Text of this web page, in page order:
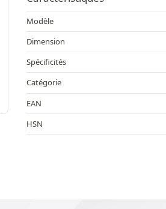
Modèle
Dimension
Spécificités
Catégorie
EAN
HSN